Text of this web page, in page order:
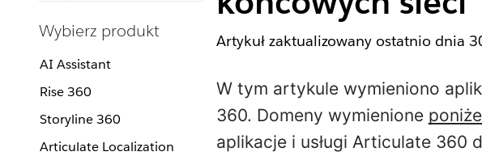
Wybierz produkt
AI Assistant
Rise 360
Storyline 360
Articulate Localization
Artykuł zaktualizowany ostatnio dnia
W tym artykule wymieniono
360. Domeny wymienione
aplikacje i usługi Articulate 360